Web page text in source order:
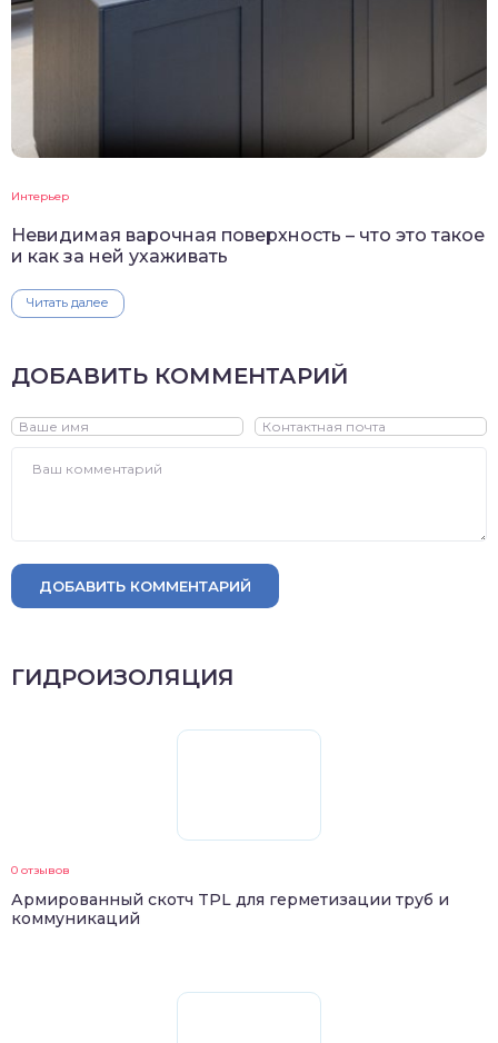
Интерьер
Невидимая варочная поверхность – что это такое
и как за ней ухаживать
Читать далее
ДОБАВИТЬ КОММЕНТАРИЙ
ДОБАВИТЬ КОММЕНТАРИЙ
ГИДРОИЗОЛЯЦИЯ
0 отзывов
Армированный скотч TPL для герметизации труб и
коммуникаций